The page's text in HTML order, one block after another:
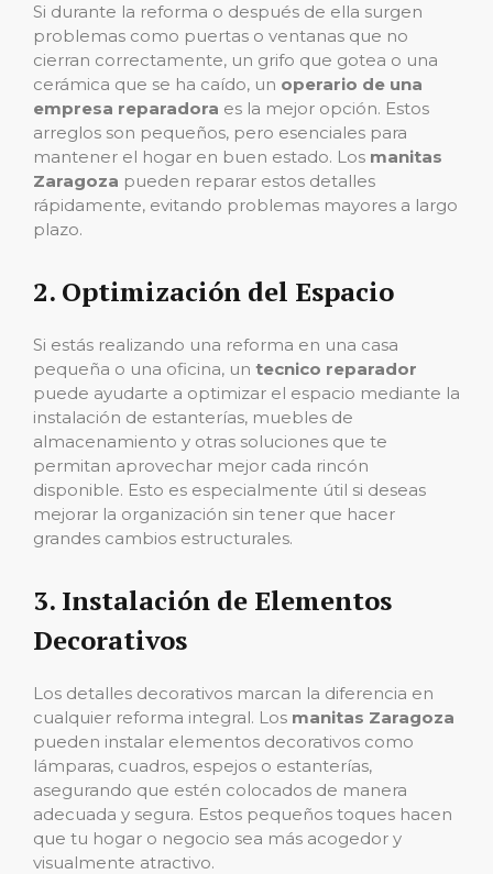
Si durante la reforma o después de ella surgen
problemas como puertas o ventanas que no
cierran correctamente, un grifo que gotea o una
cerámica que se ha caído, un operario de una
empresa reparadora es la mejor opción. Estos
arreglos son pequeños, pero esenciales para
mantener el hogar en buen estado. Los manitas
Zaragoza pueden reparar estos detalles
rápidamente, evitando problemas mayores a largo
plazo.
2. Optimización del Espacio
Si estás realizando una reforma en una casa
pequeña o una oficina, un tecnico reparador
puede ayudarte a optimizar el espacio mediante la
instalación de estanterías, muebles de
almacenamiento y otras soluciones que te
permitan aprovechar mejor cada rincón
disponible. Esto es especialmente útil si deseas
mejorar la organización sin tener que hacer
grandes cambios estructurales.
3. Instalación de Elementos
Decorativos
Los detalles decorativos marcan la diferencia en
cualquier reforma integral. Los manitas Zaragoza
pueden instalar elementos decorativos como
lámparas, cuadros, espejos o estanterías,
asegurando que estén colocados de manera
adecuada y segura. Estos pequeños toques hacen
que tu hogar o negocio sea más acogedor y
visualmente atractivo.